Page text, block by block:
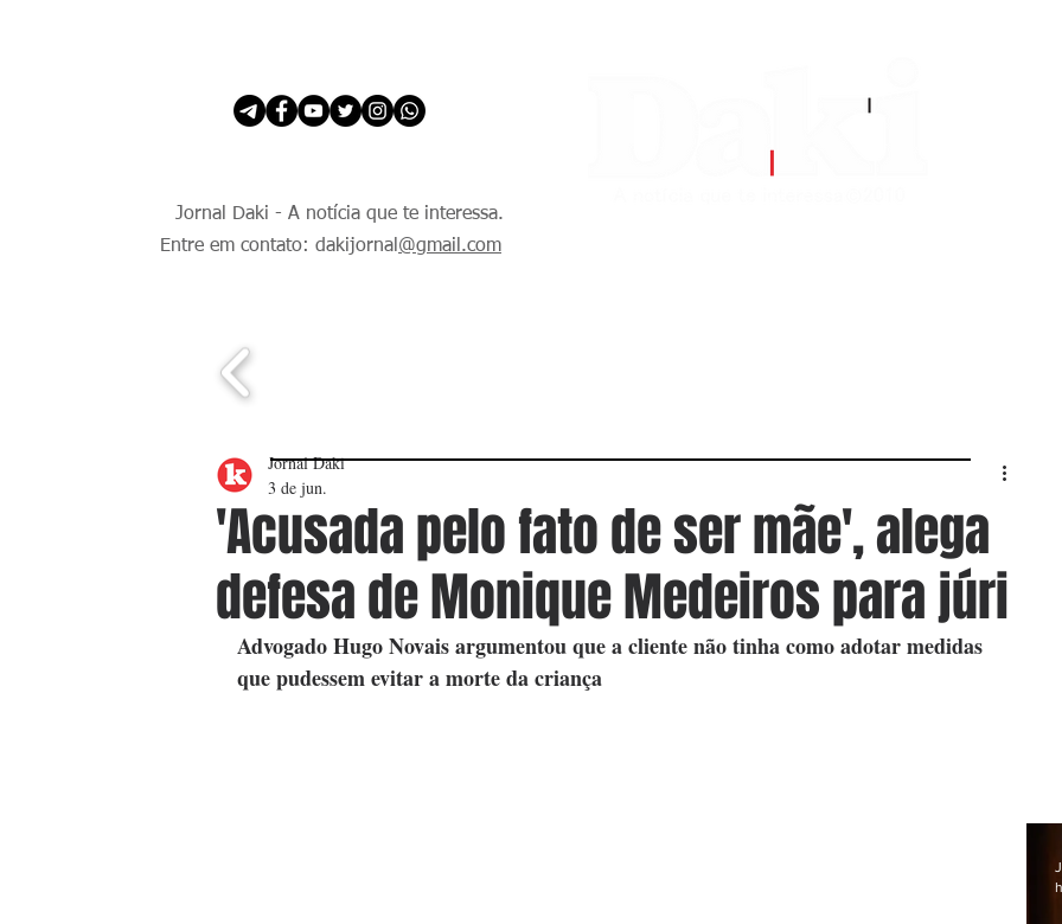
Jornal Daki - A notícia que te interessa.
Entre em contato: dakijornal @gmail.com
'Acusada pelo fato de ser mãe', alega
defesa de Monique Medeiros para júri
Jornal Daki
3 de jun.
Advogado Hugo Novais argumentou que a cliente não tinha como adotar medidas
que pudessem evitar a morte da criança